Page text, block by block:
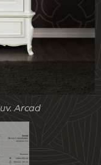
Arcad
Arcad
Arcad